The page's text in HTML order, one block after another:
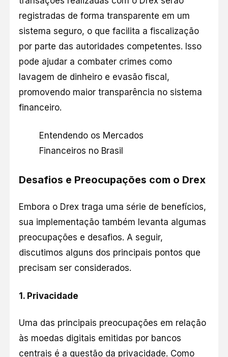
registradas de forma transparente em um
sistema seguro, o que facilita a fiscalização
por parte das autoridades competentes. Isso
pode ajudar a combater crimes como
lavagem de dinheiro e evasão fiscal,
promovendo maior transparência no sistema
financeiro.
Entendendo os Mercados
Financeiros no Brasil
Desafios e Preocupações com o Drex
Embora o Drex traga uma série de benefícios,
sua implementação também levanta algumas
preocupações e desafios. A seguir,
discutimos alguns dos principais pontos que
precisam ser considerados.
1. Privacidade
Uma das principais preocupações em relação
às moedas digitais emitidas por bancos
centrais é a questão da privacidade. Como